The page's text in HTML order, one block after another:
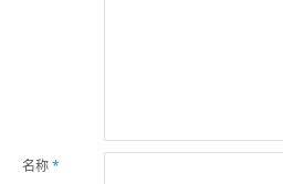
名称*